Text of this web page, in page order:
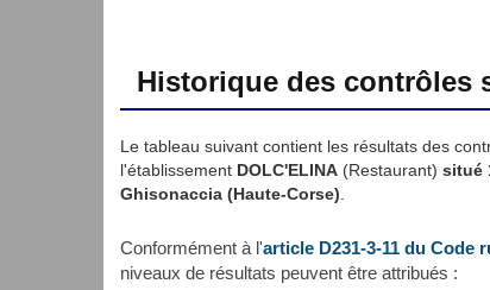
Historique des contrôles
Le tableau suivant contient les résultats des
l'établissement DOLC'ELINA (Restaurant) situé
Ghisonaccia (Haute-Corse)
Conformément à l'article D231-3-11 du Code
niveaux de résultats peuvent être attribués :